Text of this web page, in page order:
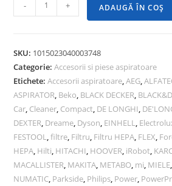
- + ADAUGĂ ÎN COȘ
SKU: 1015023040003748
Categorie:Accesorii si piese aspiratoare
Etichete:Accesorii aspiratoare,AEG,
ASPIRATOR, Beko, BLACK DECKER,
Car, Cleaner, Compact, DE LONGHI,
DEXTER, Dreame, Dyson, EINHELL,
FESTOOL,filtre, Filtru, Filtru HEPA, FLEX,
HEPA, Hilti, HITACHI, HOOVER, iRobot,
MACALLISTER, MAKITA, METABO, mi, MIELE,
NUMATIC, Parkside, Philips, Power,